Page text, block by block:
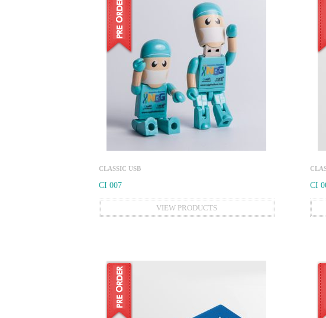
CLASSIC USB
CI 007
VIEW PRODUCTS
CI